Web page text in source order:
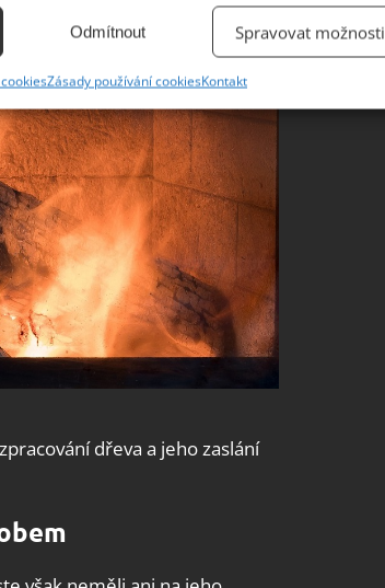
přenášených informací.
informací.
a zjišťování podvodů a
a zobrazování reklamy a obsahu,
ochrany osobních údajů.
Odmítnout Spravovat možnosti
Zásady používání cookiesKontakt
dřeva a jeho zaslání